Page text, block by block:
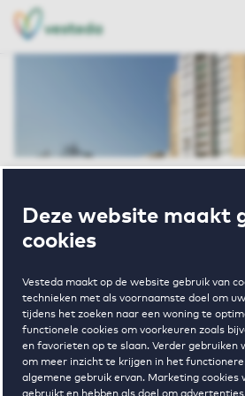
Deze website maakt
cookies
Vesteda maakt op de website gebruik van
technieken met als voornaamste doel om
tijdens het zoeken naar een woning te
functionele cookies om voorkeuren zoals
en favorieten op te slaan. Verder gebruiken
om meer inzicht te krijgen in het
algemene gebruik ervan. Marketing cookies
NL
EN
Schoolstraat 315
315